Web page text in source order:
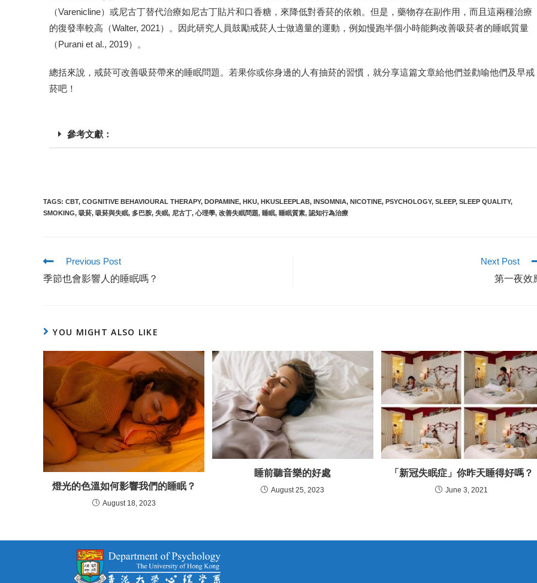
（Varenicline）或尼古丁替代治療如尼古丁貼片和口香糖，來降低對香菸的依賴。但是，藥物存在副作用，而且這兩種治療
的復發率較高（Walter, 2021）。因此研究人員鼓勵戒菸人士做適量的運動，例如慢跑半個小時能夠改善吸菸者的睡眠質量
（Purani et al., 2019）。
總括來說，戒菸可改善吸菸帶來的睡眠問題。若果你或你身邊的人有抽菸的習慣，就分享這篇文章給他們並勸喻他們及早戒
菸吧！
參考文獻：
TAGS: CBT, COGNITIVE BEHAVIOURAL THERAPY, DOPAMINE, HKU, HKUSLEEPLAB, INSOMNIA, NICOTINE, PSYCHOLOGY, SLEEP, SLEEP QUALITY,
SMOKING, 吸菸, 吸菸與失眠, 多巴胺, 失眠, 尼古丁, 心理學, 改善失眠問題, 睡眠, 睡眠質素, 認知行為治療
Previous Post
季節也會影響人的睡眠嗎？
Next Post
第一夜效
YOU MIGHT ALSO LIKE
燈光的色溫如何影響我們的睡眠？
August 18, 2023
睡前聽音樂的好處
August 25, 2023
「新冠失眠症」你昨天睡得好嗎？
June 3, 2021